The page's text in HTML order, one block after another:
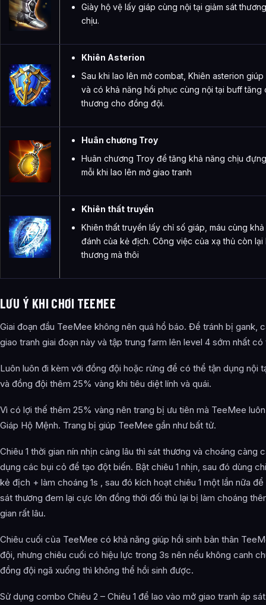
Giày hộ vệ lấy giáp cùng nội tại giảm sát
chịu.
Khiên Asterion
Sau khi lao lên mở combat, Khiên asterion
và có khả năng hồi phục cùng nội tại buff tăng
thương cho đồng đội.
Huân chương Troy
Huân chương Troy để tăng khả năng chịu
mỗi khi lao lên mở giao tranh
Khiên thất truyền
Khiên thất truyền lấy chỉ số giáp, máu cùng
đánh của kẻ địch. Công việc của xạ thủ còn lại
thương mà thôi
LƯU Ý KHI CHƠI TEEMEE
Giai đoạn đầu TeeMee không nên quá hổ báo. Để tránh bị gank,
giao tranh giai đoạn này và tập trung farm lên level 4 sớm nhất có
Luôn luôn đi kèm với đồng đội hoặc rừng để có thể tận dụng nội
và đồng đội thêm 25% vàng khi tiêu diệt lính và quái.
Vì có lợi thế thêm 25% vàng nên trang bị ưu tiên mà TeeMee
Giáp Hộ Mệnh. Trang bị giúp TeeMee gần như bất tử.
Chiêu 1 thời gian nín nhịn càng lâu thì sát thương và choáng càng
dụng các bụi cỏ để tạo đột biến. Bật chiêu 1 nhịn, sau đó dùng
kẻ địch + làm choáng 1s , sau đó kích hoạt chiêu 1 một lần nữa
sát thương đem lại cực lớn đồng thời đối thủ lại bị làm choáng
gian rất lâu.
Chiêu cuối của TeeMee có khả năng giúp hồi sinh bản thân
đội, nhưng chiêu cuối có hiệu lực trong 3s nên nếu không canh
đồng đội ngã xuống thì không thể hồi sinh được.
Sử dụng combo Chiêu 2 – Chiêu 1 để lao vào mở giao tranh áp